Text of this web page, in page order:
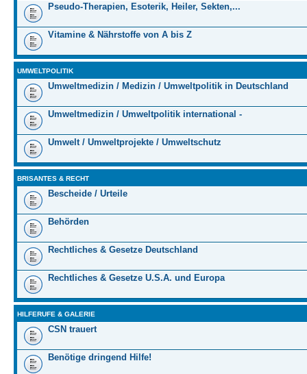
Pseudo-Therapien, Esoterik, Heiler, Sekten,...
Vitamine & Nährstoffe von A bis Z
UMWELTPOLITIK
Umweltmedizin / Medizin / Umweltpolitik in Deutschland
Umweltmedizin / Umweltpolitik international -
Umwelt / Umweltprojekte / Umweltschutz
BRISANTES & RECHT
Bescheide / Urteile
Behörden
Rechtliches & Gesetze Deutschland
Rechtliches & Gesetze U.S.A. und Europa
HILFERUFE & GALERIE
CSN trauert
Benötige dringend Hilfe!